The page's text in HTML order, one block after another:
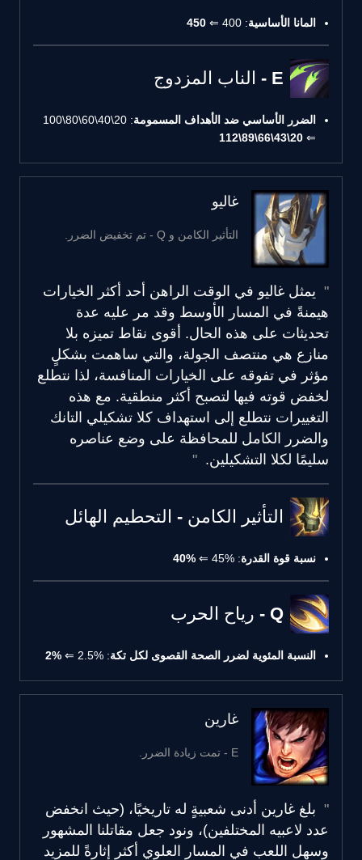
المانا الأساسية: 400 ⇐
450
E - الناب المزدوج
الضرر الأساسي ضد الأهداف المسمومة
: 20\40\60\80\100
⇐
20\43\66\89\112
غاليو
التأثير الكامن و Q - تم تخفيض الضرر.
يمثل غاليو في الوقت الراهن أحد أكثر الخيارات
هيمنةً في المسار الأوسط وقد مر عليه عدة
تحديثات على هذه الحال. أقوى نقاط تميزه بلا
منازع هي منتصف الجولة، والتي ساهمت بشكلٍ
مؤثر في تفوقه على الخيارات المنافسة، لذا نتطلع
لخفض قوته فيها لتصبح أكثر منطقية. مع هذه
التغييرات نتطلع إلى استهداف كلا تشكيلي التانك
والضرر الكامل للمحافظة على وضع عناصره
سليمًا لكلا التشكيلين.
التأثير الكامن - التحطيم الهائل
نسبة قوة القدرة: 45% ⇐
40%
Q - رياح الحرب
النسبة المئوية لضرر الصحة القصوى لكل تكة: 2.5% ⇐
2%
غارين
E - تمت زيادة الضرر.
بلغ غارين أدنى شعبيةٍ له تاريخيًا، (حيث انخفض
عدد لاعبيه المختلفين)، ونود جعل مقاتلنا المشهور
وسهل اللعب في المسار العلوي أكثر إثارةً للمزيد